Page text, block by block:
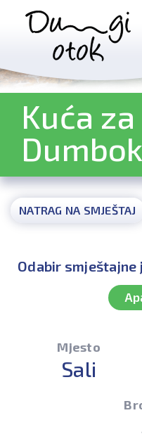
Preskoči na sadržaj
Kuća
NATRAG NA SMJEŠTAJ
Odabir smještajne
Mjesto
Sali